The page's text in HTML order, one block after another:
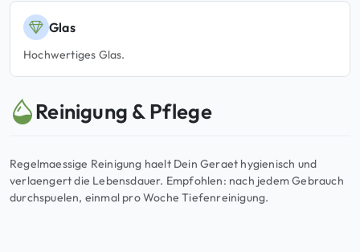
Glas
Hochwertiges Glas.
Reinigung & Pflege
Regelmaessige Reinigung haelt Dein Geraet hygienisch und
verlaengert die Lebensdauer. Empfohlen: nach jedem Gebrauch
durchspuelen, einmal pro Woche Tiefenreinigung.